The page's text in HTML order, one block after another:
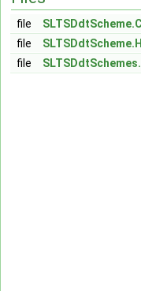
file
file
file